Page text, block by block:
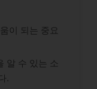
이 되는 중요
알 수 있는 소
.